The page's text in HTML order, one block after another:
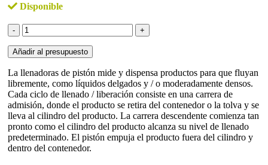
Disponible
LLENADORA
VOLUMÉTRICA
1L
DE
UN
PISTÓN
INOX
cantidad
Añadir al presupuesto
La llenadoras de pistón mide y dispensa productos para que fluyan
libremente, como líquidos delgados y / o moderadamente densos.
Cada ciclo de llenado / liberación consiste en una carrera de
admisión, donde el producto se retira del contenedor o la tolva y se
lleva al cilindro del producto. La carrera descendente comienza tan
pronto como el cilindro del producto alcanza su nivel de llenado
predeterminado. El pistón empuja el producto fuera del cilindro y
dentro del contenedor.